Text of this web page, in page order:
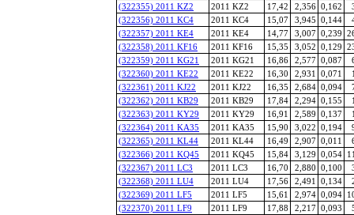
(322355) 2011 KZ2
2011 KZ2 17,42 2,356 0,162
(322356) 2011 KC4
2011 KC4 15,07 3,945 0,144
(322357) 2011 KE4
2011 KE4 14,77 3,007 0,239
(322358) 2011 KF16
2011 KF16 15,35 3,052 0,129
(322359) 2011 KG21
2011 KG21 16,86 2,577 0,087
(322360) 2011 KE22
2011 KE22 16,30 2,931 0,071
(322361) 2011 KJ22
2011 KJ22 16,35 2,684 0,094
(322362) 2011 KB29
2011 KB29 17,84 2,294 0,155
(322363) 2011 KY29
2011 KY29 16,91 2,589 0,137
(322364) 2011 KA35
2011 KA35 15,90 3,022 0,194
(322365) 2011 KL44
2011 KL44 16,49 2,907 0,011
(322366) 2011 KQ45
2011 KQ45 15,84 3,129 0,054
(322367) 2011 LC3
2011 LC3 16,70 2,880 0,100
(322368) 2011 LU4
2011 LU4 17,56 2,491 0,134
(322369) 2011 LF5
2011 LF5 15,61 2,974 0,094
(322370) 2011 LF9
2011 LF9 17,88 2,217 0,093